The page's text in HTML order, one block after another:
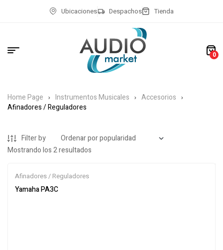
Ubicaciones Despachos Tienda
0
Home Page Instrumentos Musicales
Accesorios
Afinadores / Reguladores
Filter by
Mostrando los 2 resultados
Afinadores / Reguladores
Yamaha PA3C